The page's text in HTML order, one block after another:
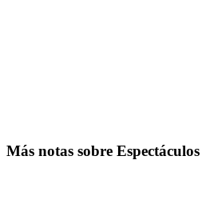
Más notas sobre Espectáculos